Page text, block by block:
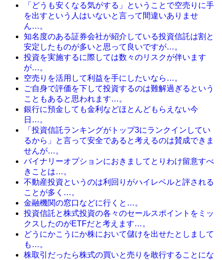
「どうも安くなる気がする」ということで空売りに手
を出すという人はいないと言って間違いありませ
ん…。
知名度のある証券会社が紹介している投資信託は割と
安定したものが多いと思って良いですが…。
投資を実施するに際しては数々のリスクが伴います
が…。
空売りを活用して利益を手にしたいなら…。
ご自身で評価を下して投資するのは難解過ぎるという
こともあると思われます…。
銀行に預金しても金利などほとんどもらえない今
日…。
「投資信託ランキングがトップ3にランクインしてい
るから」と言って安全であると考えるのは賛成できま
せんが…。
バイナリーオプションにおきましてとりわけ留意すべ
きことは…。
不動産投資というのは利回りがハイレベルと評される
ことが多く…。
金融機関の窓口などに行くと…。
投資信託と株式投資の各々のセールスポイントをミッ
クスしたのがETFだと考えます…。
どうにかこうにか株において儲けを出せたとしまして
も…。
株取引だったら株式の買いと売りを敢行することにな